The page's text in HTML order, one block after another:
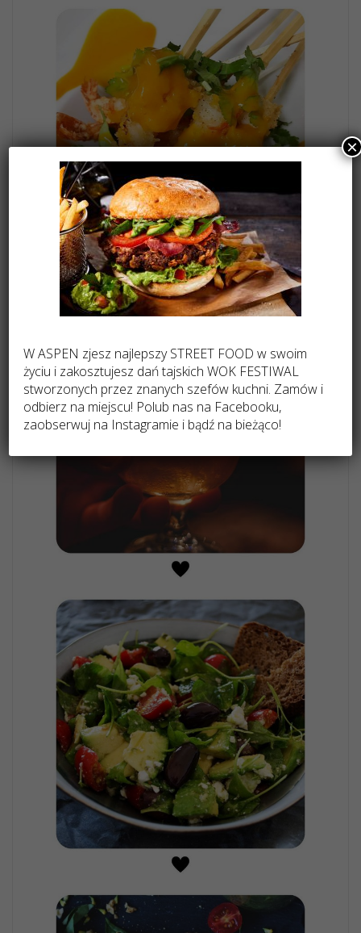
W ASPEN zjesz najlepszy STREET FOOD w swoim
życiu i zakosztujesz dań tajskich WOK FESTIWAL
stworzonych przez znanych szefów kuchni. Zamów i
odbierz na miejscu! Polub nas na Facebooku,
zaobserwuj na Instagramie i bądź na bieżąco!
×